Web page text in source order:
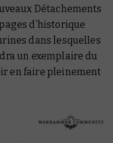
Détachements
d’historique
dans lesquelles
un exemplaire du
en faire pleinement